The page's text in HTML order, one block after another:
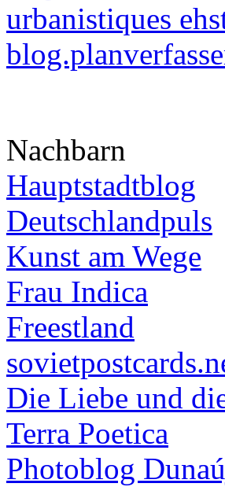
urbanistiques
Nachbarn
Hauptstadtblog
Deutschlandpuls
Kunst am Wege
Frau Indica
Freestland
Die Liebe und
Terra Poetica
Photoblog